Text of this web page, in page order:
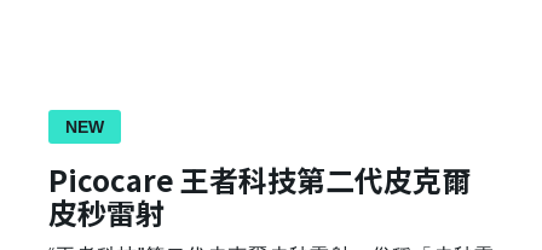
NEW
Picocare 王者科技第二代皮克爾
皮秒雷射